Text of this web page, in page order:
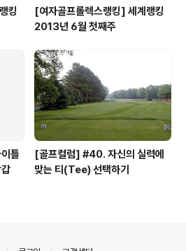
킹
[여자골프롤렉스랭킹] 세계랭킹
2013년 6월 첫째주
틀
[골프컬럼] #40. 자신의 실력에
맞는 티(Tee) 선택하기